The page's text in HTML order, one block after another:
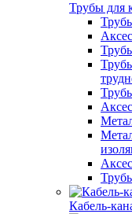
Трубы для
Кабель-